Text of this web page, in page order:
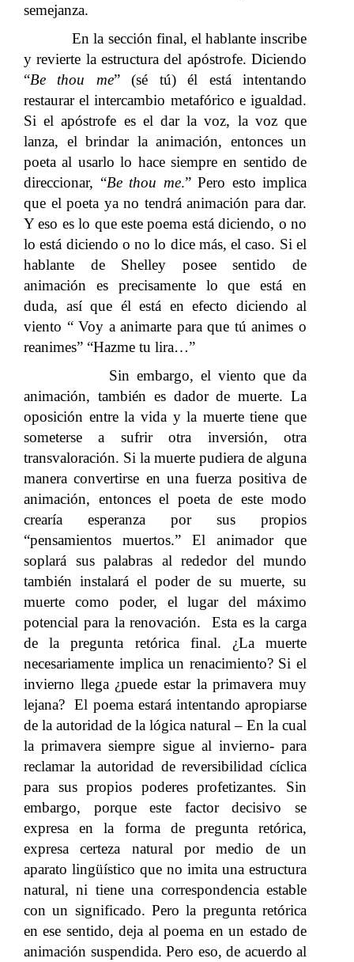
semejanza.
En la sección final, el hablante inscribe
y revierte la estructura del apóstrofe. Diciendo
“Be thou me” (sé tú) él está intentando
restaurar el intercambio metafórico e igualdad.
Si el apóstrofe es el dar la voz, la voz que
lanza, el brindar la animación, entonces un
poeta al usarlo lo hace siempre en sentido de
direccionar, “Be thou me.” Pero esto implica
que el poeta ya no tendrá animación para dar.
Y eso es lo que este poema está diciendo, o no
lo está diciendo o no lo dice más, el caso. Si el
hablante de Shelley posee sentido de
animación es precisamente lo que está en
duda, así que él está en efecto diciendo al
viento “ Voy a animarte para que tú animes o
reanimes” “Hazme tu lira…”
Sin embargo, el viento que da
animación, también es dador de muerte. La
oposición entre la vida y la muerte tiene que
someterse a sufrir otra inversión, otra
transvaloración. Si la muerte pudiera de alguna
manera convertirse en una fuerza positiva de
animación, entonces el poeta de este modo
crearía esperanza por sus propios
“pensamientos muertos.” El animador que
soplará sus palabras al rededor del mundo
también instalará el poder de su muerte, su
muerte como poder, el lugar del máximo
potencial para la renovación. Esta es la carga
de la pregunta retórica final. ¿La muerte
necesariamente implica un renacimiento? Si el
invierno llega ¿puede estar la primavera muy
lejana? El poema estará intentando apropiarse
de la autoridad de la lógica natural – En la cual
la primavera siempre sigue al invierno- para
reclamar la autoridad de reversibilidad cíclica
para sus propios poderes profetizantes. Sin
embargo, porque este factor decisivo se
expresa en la forma de pregunta retórica,
expresa certeza natural por medio de un
aparato lingüístico que no imita una estructura
natural, ni tiene una correspondencia estable
con un significado. Pero la pregunta retórica
en ese sentido, deja al poema en un estado de
animación suspendida. Pero eso, de acuerdo al